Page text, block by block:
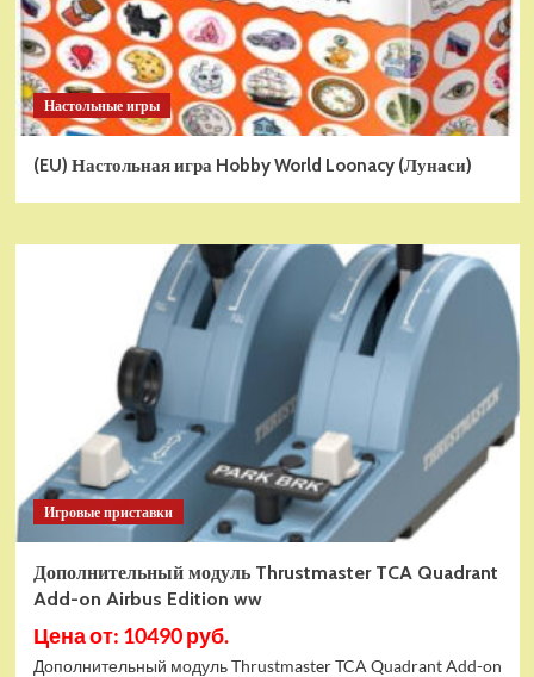
Настольные игры
(EU) Настольная игра Hobby World Loonacy (Лунаси)
Игровые приставки
Дополнительный модуль Thrustmaster TCA Quadrant
Add-on Airbus Edition ww
Цена от: 10490 руб.
Дополнительный модуль Thrustmaster TCA Quadrant Add-on